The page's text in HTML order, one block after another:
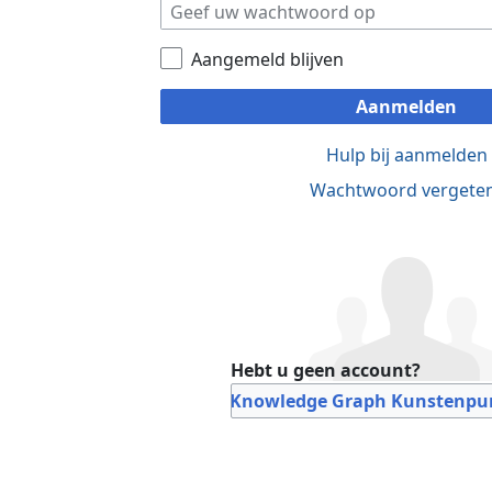
Aangemeld blijven
Aanmelden
Hulp bij aanmelden
Wachtwoord
Hebt u geen account?
Bij Knowledge Graph